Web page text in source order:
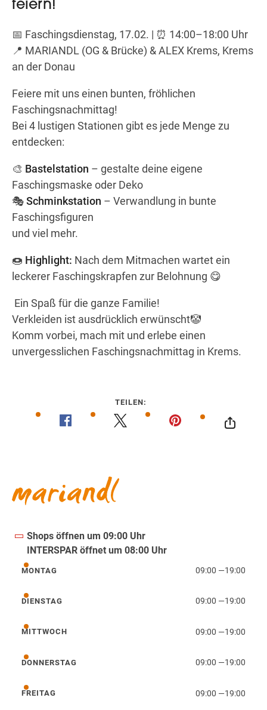
Wegbeschreibung
feiern!
📅 Faschingsdienstag, 17.02. | ⏰ 14:00–18:00 Uhr
📍 MARIANDL (OG & Brücke) & ALEX Krems, Krems
an der Donau
Feiere mit uns einen bunten, fröhlichen
Faschingsnachmittag!
Bei 4 lustigen Stationen gibt es jede Menge zu
entdecken:
🎨 Bastelstation – gestalte deine eigene
Faschingsmaske oder Deko
🎭Schminkstation – Verwandlung in bunte
Faschingsfiguren
und viel mehr.
🍩 Highlight: Nach dem Mitmachen wartet ein
leckerer Faschingskrapfen zur Belohnung 😋
Ein Spaß für die ganze Familie!
Verkleiden ist ausdrücklich erwünscht🤡
Komm vorbei, mach mit und erlebe einen
unvergesslichen Faschingsnachmittag in Krems.
TEILEN:
Shops öffnen um 09:00 Uhr
INTERSPAR öffnet um 08:00 Uhr
Montag
MONTAG 09:00 —19:00
Dienstag
DIENSTAG 09:00 —19:00
Mittwoch
MITTWOCH 09:00 —19:00
Donnerstag
DONNERSTAG 09:00 —19:00
Freitag
FREITAG 09:00 —19:00